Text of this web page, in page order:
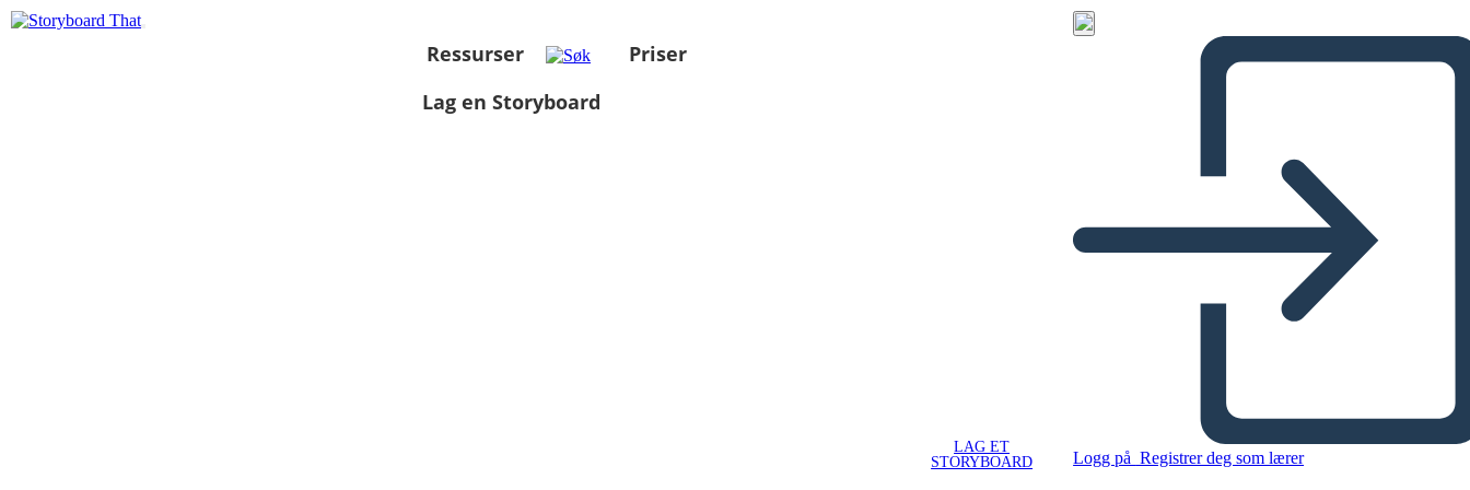
Ressurser
Priser
Lag en Storyboard
LAG ET
STORYBOARD
Logg på Registrer deg som lærer